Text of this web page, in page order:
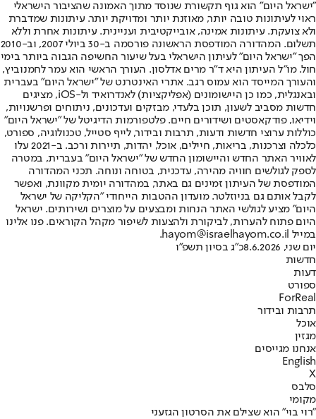
"ישראל היום" הוא גוף תקשורת שנוסד מתוך האמונה שהציבור הישראלי
ראוי לעיתונות טובה יותר, מאוזנת יותר ומדויקת יותר. עיתונות שמדברת
ולא צועקת. עיתונות אמינה, אובייקטיבית ועניינית. עיתונות אחרת וללא
תשלום. המהדורה המודפסת הראשונה פורסמה ב-30 ביולי 2007, וב-2010
הפך "ישראל היום" לעיתון הישראלי בעל שיעור החשיפה הגבוה ביותר בימי
חול. מו"ל העיתון היא ד"ר מרים אדלסון. העורך הראשי הוא עמר לחמנוביץ,
והעורך המייסד הוא עמוס רגב. אתרי האינטרנט של "ישראל היום" בעברית
ובאנגלית, כמו כן היישומונים (אפליקציות) לאנדרואיד ול-iOS, מציגים
חדשות מסביב לשעון, תוכן בלעדי, מבזקים ועדכונים, ניתוחים ופרשנויות,
וידיאו, פודקאסטים ושידורים חיים. פלטפורמות הדיגיטל של "ישראל היום"
כוללות ערוצי חדשות ודעות, תרבות ובידור, לייף סטייל, טכנולוגיה, ספורט,
כלכלה וצרכנות, בריאות, חיילים, אוכל, יהדות, תיירות ורכב. ב-2021 עלו
לאוויר האתר החדש והיישומון החדש של "ישראל היום" בעברית, במטרה
לספק לגולשים חוויה מהירה, עדכנית, בטוחה ונוחה. תכני המהדורה
המודפסת של העיתון זמינים גם באתר, במהדורה יומית מקוונת, ואפשר
לקבל אותם גם בניוזלטר. מועדון ההטבות הייחודי "הקליקה של ישראל
היום" מציע לגולשי האתר הנחות ומבצעים על מוצרים ושירותים. ישראל
היום פתוח להערות, לביקורת ולהצעות לשיפור מקהל הקוראים. פנו אלינו
במייל hayom@israelhayom.co.il.
יום שני, 8.6.2026
כ"ג בסיון תשפ"ו
חדשות
דעות
ספורט
ForReal
תרבות ובידור
אוכל
מגזין
אנחנו מגייסים
English
X
סלבס
מקומי
"רוי בוי" הוא שצילם את הסרטון הגזעני